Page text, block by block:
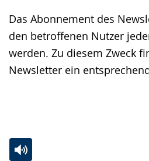
Das Abonnement des
den betroffenen Nutzer
werden. Zu diesem Zweck
Newsletter ein